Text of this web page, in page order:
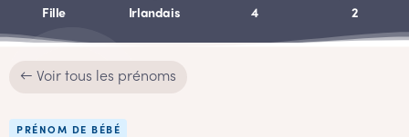
Fille Irlandais 4 2
← Voir tous les prénoms
PRÉNOM DE BÉBÉ